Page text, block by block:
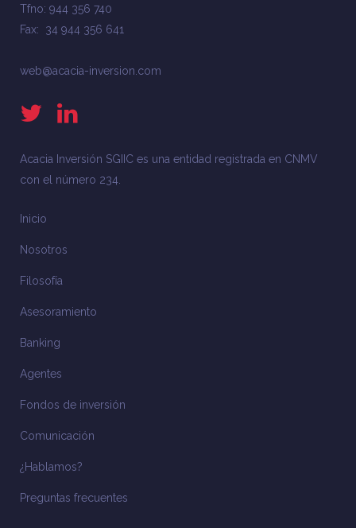
Tfno: 944 356 740
Fax: 34 944 356 641
web@acacia-inversion.com
Acacia Inversión SGIIC es una entidad registrada en CNMV
con el número 234.
Inicio
Nosotros
Filosofía
Asesoramiento
Banking
Agentes
Fondos de inversión
Comunicación
¿Hablamos?
Preguntas frecuentes